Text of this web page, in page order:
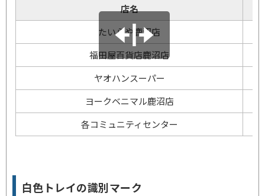
店名
たいらや鹿沼店
福田屋百貨店鹿沼店
ヤオハンスーパー
ヨークベニマル鹿沼店
各コミュニティセンター
白色トレイの識別マーク